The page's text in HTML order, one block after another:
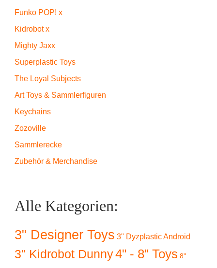
Funko POP! x
Kidrobot x
Mighty Jaxx
Superplastic Toys
The Loyal Subjects
Art Toys & Sammlerfiguren
Keychains
Zozoville
Sammlerecke
Zubehör & Merchandise
Alle Kategorien:
3" Designer Toys 3" Dyzplastic Android
3" Kidrobot Dunny4" - 8" Toys 8"